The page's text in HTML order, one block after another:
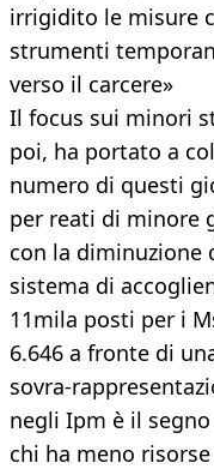
irrigidito le misure
strumenti
verso il carcere»
Il focus sui minori
poi, ha portato a
numero di questi
per reati di minore
con la diminuzione
sistema di
11mila posti per i
6.646 a fronte di
sovra-
negli Ipm è il
chi ha meno